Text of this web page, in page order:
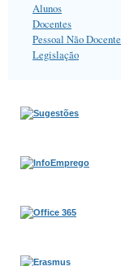
Alunos
Docentes
Pessoal Não Docente
Legislação